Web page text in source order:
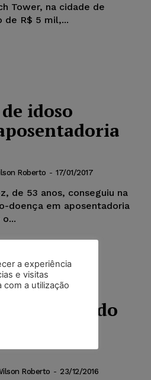
Tower, na cidade de
de R$ 5 mil,...
idoso
Roberto - 17/01/2017
de 53 anos, conseguiu na
doença em aposentadoria
construído
da
Roberto - 23/12/2016
a experiência
e visitas
com a utilização